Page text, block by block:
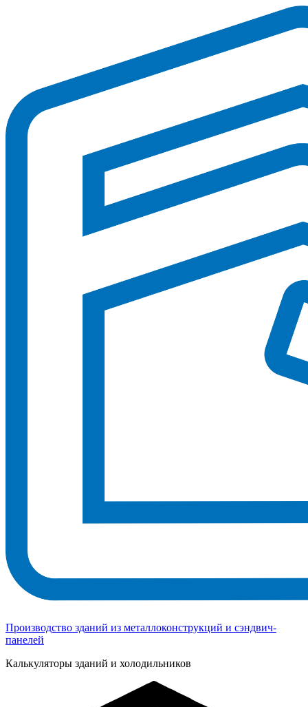
Производство зданий из металлоконструкций и сэндвич-
панелей
Калькуляторы зданий и холодильников